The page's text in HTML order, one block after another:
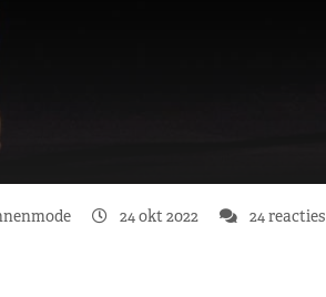
24 okt 2022 24 reacties